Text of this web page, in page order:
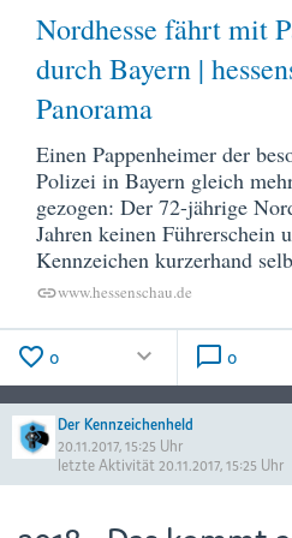
Nordhesse fährt mit
durch Bayern |
Panorama
Einen Pappenheimer der
Polizei in Bayern gleich
gezogen: Der 72-jährige
Jahren keinen Führerschein
Kennzeichen kurzerhand
linkwww.hessenschau.de
favorite_border 0 keyboard_arrow_down chat_bubble_outline 0
Der Kennzeichenheld
20.11.2017, 15:25 Uhr
letzte Aktivität 20.11.2017, 15:25 Uhr